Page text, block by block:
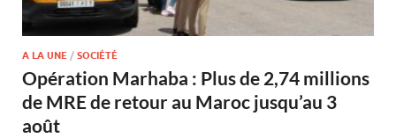
A LA UNE / SOCIÉTÉ
Opération Marhaba : Plus de 2,74 millions
de MRE de retour au Maroc jusqu’au 3
août